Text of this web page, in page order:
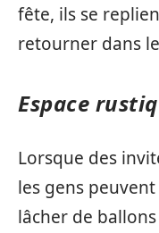
fête, ils se
retourner dans
Espace
Lorsque des
les gens
lâcher de